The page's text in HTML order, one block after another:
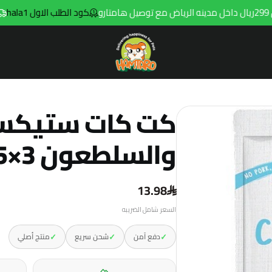
كود الطلب الاول hala1 توصيل
Hamtaro
كت كات
والسلطعون 3×5 جرام
13.98
السعر شامل الضريبه
✓دفع آمن ✓شحن سريع ✓منتج أصلي